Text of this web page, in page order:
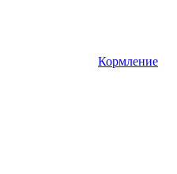
Кормление